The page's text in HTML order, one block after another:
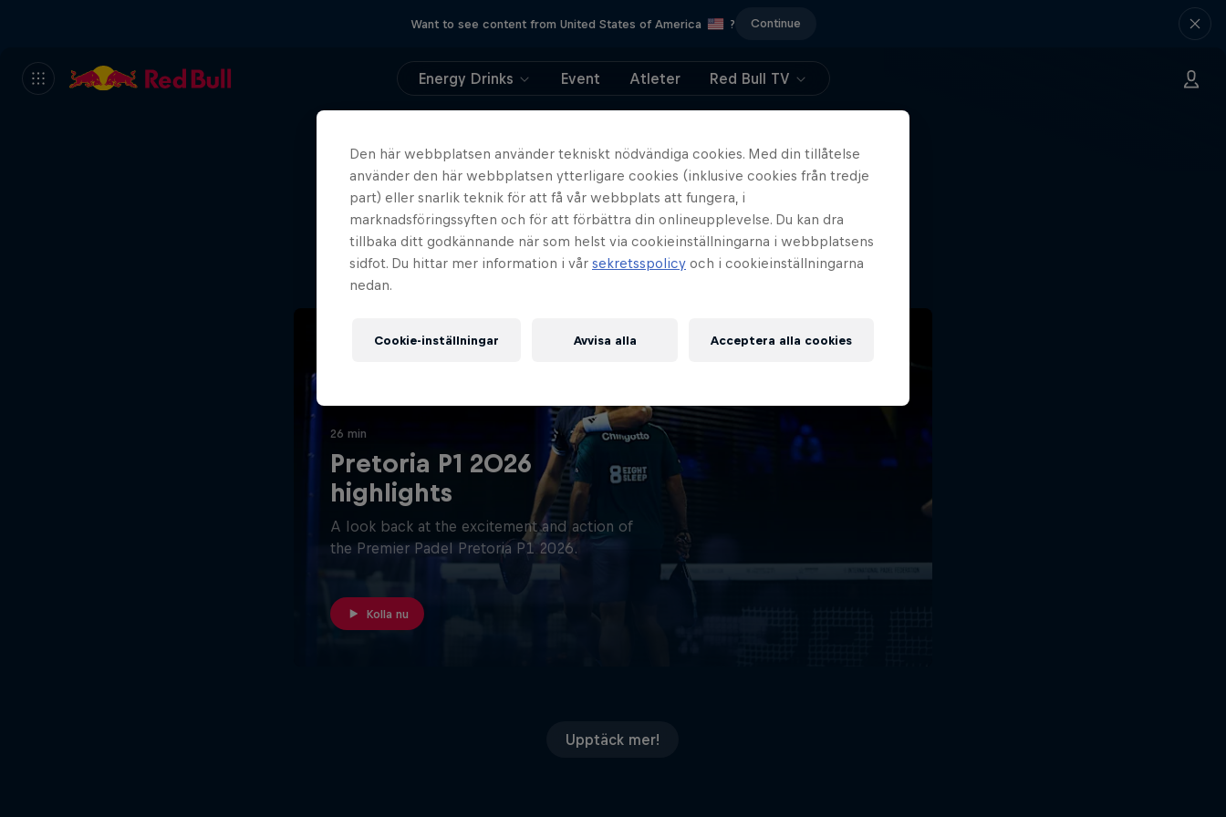
Want to see content from United States of America ? Continue
Energy Drinks Event Atleter Red Bull TV
404
Hoppsan, vad pinsamt. Var
tog sidan vägen?
26 min
Pretoria P1 2026
highlights
A look back at the excitement and action of
the Premier Padel Pretoria P1 2026.
Kolla nu
Upptäck mer!
Den här webbplatsen använder tekniskt nödvändiga cookies. Med din tillåtelse
använder den här webbplatsen ytterligare cookies (inklusive cookies från tredje
part) eller snarlik teknik för att få vår webbplats att fungera, i
marknadsföringssyften och för att förbättra din onlineupplevelse. Du kan dra
tillbaka ditt godkännande när som helst via cookieinställningarna i webbplatsens
sidfot. Du hittar mer information i vår sekretsspolicy och i cookieinställningarna
nedan.
Cookie-inställningar Avvisa alla Acceptera alla cookies